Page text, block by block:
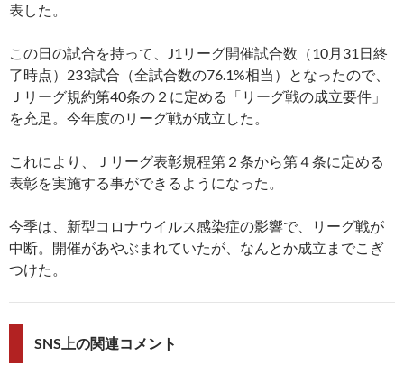
表した。
この日の試合を持って、J1リーグ開催試合数（10月31日終
了時点）233試合（全試合数の76.1%相当）となったので、
Ｊリーグ規約第40条の２に定める「リーグ戦の成立要件」
を充足。今年度のリーグ戦が成立した。
これにより、Ｊリーグ表彰規程第２条から第４条に定める
表彰を実施する事ができるようになった。
今季は、新型コロナウイルス感染症の影響で、リーグ戦が
中断。開催があやぶまれていたが、なんとか成立までこぎ
つけた。
SNS上の関連コメント